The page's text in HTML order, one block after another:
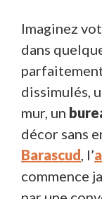
Imaginez
dans
dissimulés,
mur, un
décor sans
Barascud, l’
commence